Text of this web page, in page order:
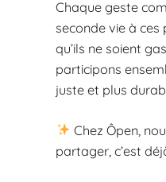
Chaque geste
seconde vie à ces
qu’ils ne soient
participons
juste et plus
Chez Ôpen,
partager, c’est